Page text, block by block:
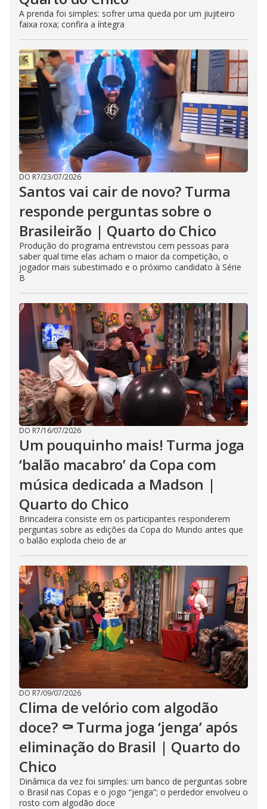
A prenda foi simples: sofrer uma queda por um jiujiteiro
faixa roxa; confira a íntegra
DO R7/23/07/2026
Santos vai cair de novo? Turma
responde perguntas sobre o
Brasileirão | Quarto do Chico
Produção do programa entrevistou cem pessoas para
saber qual time elas acham o maior da competição, o
jogador mais subestimado e o próximo candidato à Série
B
DO R7/16/07/2026
Um pouquinho mais! Turma joga
‘balão macabro’ da Copa com
música dedicada a Madson |
Quarto do Chico
Brincadeira consiste em os participantes responderem
perguntas sobre as edições da Copa do Mundo antes que
o balão exploda cheio de ar
DO R7/09/07/2026
Clima de velório com algodão
doce? ⚰️ Turma joga ‘jenga’ após
eliminação do Brasil | Quarto do
Chico
Dinâmica da vez foi simples: um banco de perguntas sobre
o Brasil nas Copas e o jogo “jenga”; o perdedor envolveu o
rosto com algodão doce